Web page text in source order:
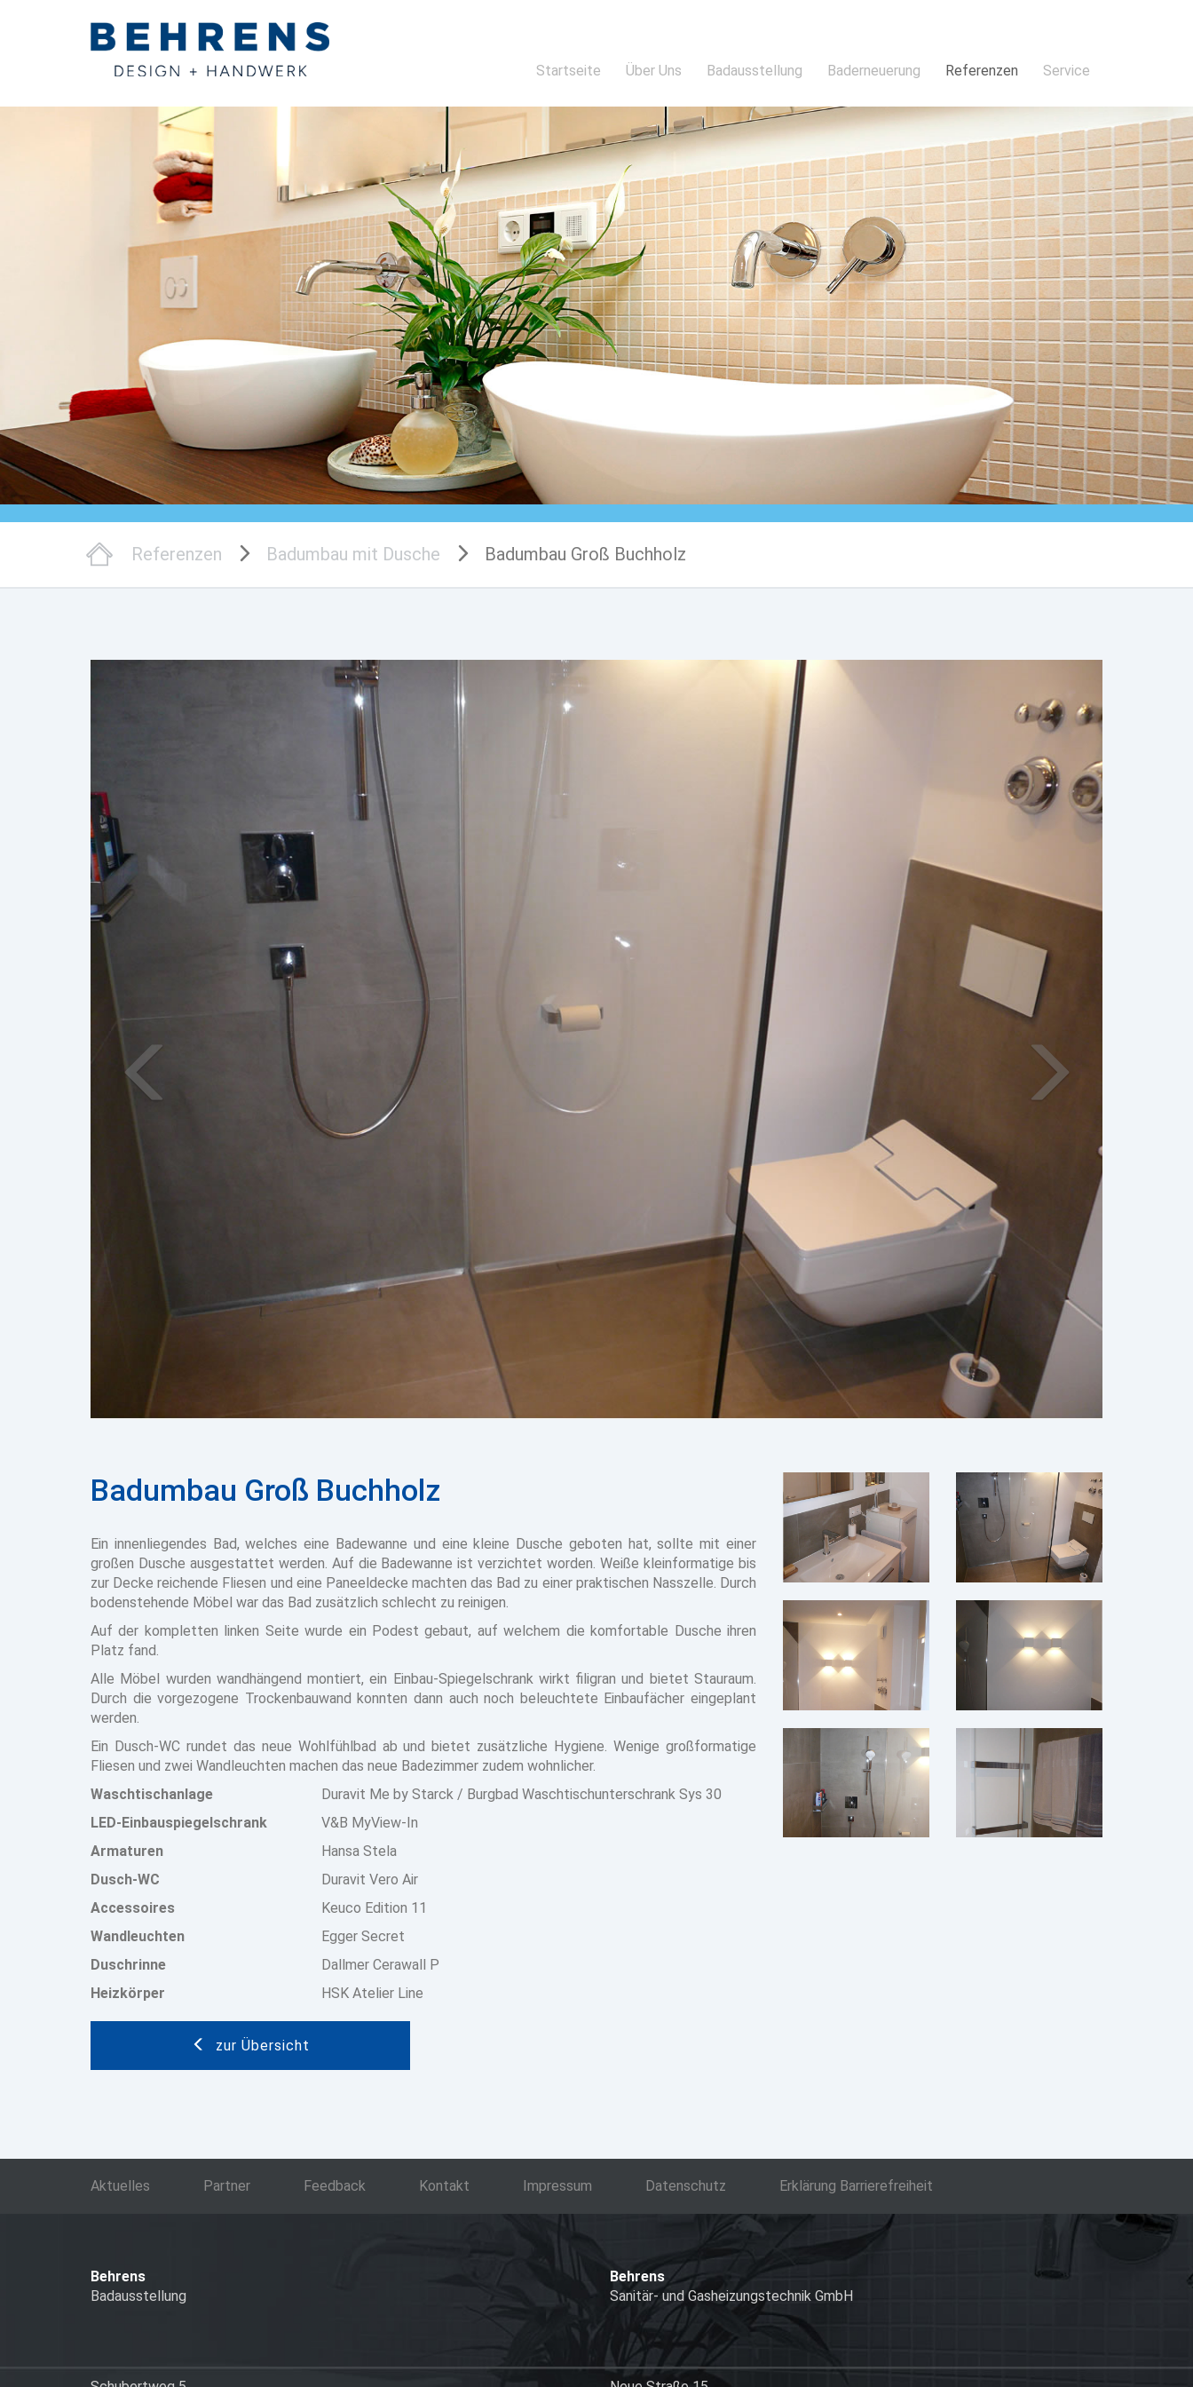
Startseite Über Uns Badausstellung Baderneuerung Referenzen Service
Referenzen Badumbau mit Dusche Badumbau Groß Buchholz
Badumbau Groß Buchholz
Ein innenliegendes Bad, welches eine Badewanne und eine kleine Dusche geboten hat, sollte mit einer
großen Dusche ausgestattet werden. Auf die Badewanne ist verzichtet worden. Weiße kleinformatige bis
zur Decke reichende Fliesen und eine Paneeldecke machten das Bad zu einer praktischen Nasszelle. Durch
bodenstehende Möbel war das Bad zusätzlich schlecht zu reinigen.
Auf der kompletten linken Seite wurde ein Podest gebaut, auf welchem die komfortable Dusche ihren
Platz fand.
Alle Möbel wurden wandhängend montiert, ein Einbau-Spiegelschrank wirkt filigran und bietet Stauraum.
Durch die vorgezogene Trockenbauwand konnten dann auch noch beleuchtete Einbaufächer eingeplant
werden.
Ein Dusch-WC rundet das neue Wohlfühlbad ab und bietet zusätzliche Hygiene. Wenige großformatige
Fliesen und zwei Wandleuchten machen das neue Badezimmer zudem wohnlicher.
Waschtischanlage
Duravit Me by Starck / Burgbad Waschtischunterschrank Sys 30
LED-Einbauspiegelschrank
V&B MyView-In
Armaturen
Hansa Stela
Dusch-WC
Duravit Vero Air
Accessoires
Keuco Edition 11
Wandleuchten
Egger Secret
Duschrinne
Dallmer Cerawall P
Heizkörper
HSK Atelier Line
zur Übersicht
Aktuelles Partner Feedback Kontakt Impressum Datenschutz Erklärung Barrierefreiheit
Behrens
Badausstellung
Behrens
Sanitär- und Gasheizungstechnik GmbH